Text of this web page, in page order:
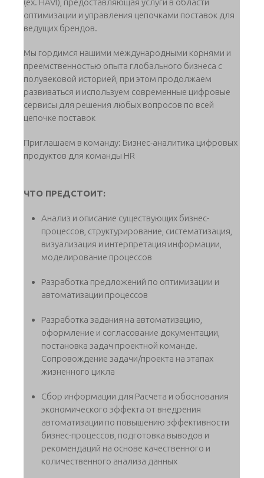
(ex. HAVI), предоставляющая услуги в области
оптимизации и управления цепочками поставок для
ведущих брендов.
Мы гордимся нашими международными корнями и
преемственностью опыта глобального бизнеса с
полувековой историей, при этом продолжаем
развиваться и используем современные цифровые
сервисы для решения любых вопросов по всей
цепочке поставок
Приглашаем в команду: Бизнес-аналитика цифровых
продуктов для команды HR
ЧТО ПРЕДСТОИТ:
Анализ и описание существующих бизнес-
процессов, структурирование, систематизация,
визуализация и интерпретация информации,
моделирование процессов
Разработка предложений по оптимизации и
автоматизации процессов
Разработка задания на автоматизацию,
оформление и согласование документации,
постановка задач проектной команде.
Сопровождение задачи/проекта на этапах
жизненного цикла
Сбор информации для Расчета и обоснования
экономического эффекта от внедрения
автоматизации по повышению эффективности
бизнес-процессов, подготовка выводов и
рекомендаций на основе качественного и
количественного анализа данных